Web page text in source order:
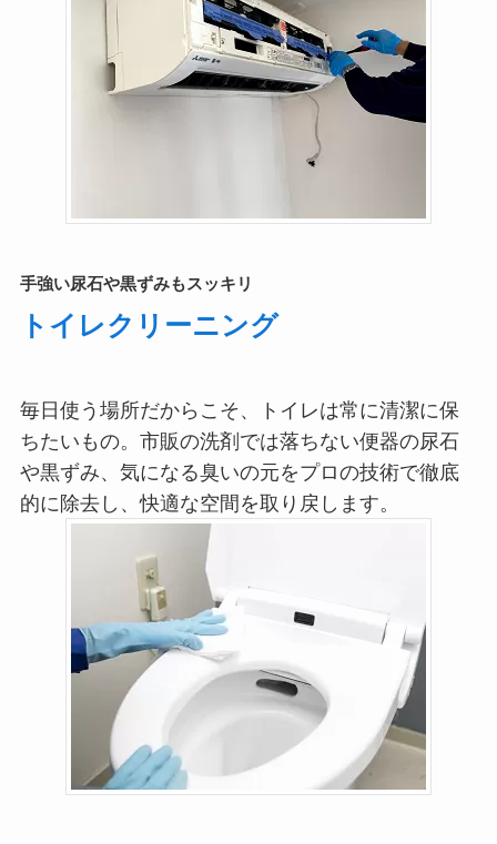
手強い尿石や黒ずみもスッキリ
トイレクリーニング
毎日使う場所だからこそ、トイレは常に清潔に保
ちたいもの。市販の洗剤では落ちない便器の尿石
や黒ずみ、気になる臭いの元をプロの技術で徹底
的に除去し、快適な空間を取り戻します。